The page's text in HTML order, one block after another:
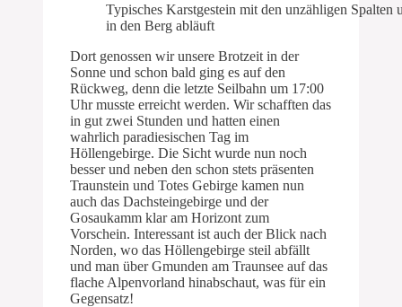
Typisches Karstgestein mit den unzähligen Spalten
in den Berg abläuft
Dort genossen wir unsere Brotzeit in der
Sonne und schon bald ging es auf den
Rückweg, denn die letzte Seilbahn um 17:00
Uhr musste erreicht werden. Wir schafften das
in gut zwei Stunden und hatten einen
wahrlich paradiesischen Tag im
Höllengebirge. Die Sicht wurde nun noch
besser und neben den schon stets präsenten
Traunstein und Totes Gebirge kamen nun
auch das Dachsteingebirge und der
Gosaukamm klar am Horizont zum
Vorschein. Interessant ist auch der Blick nach
Norden, wo das Höllengebirge steil abfällt
und man über Gmunden am Traunsee auf das
flache Alpenvorland hinabschaut, was für ein
Gegensatz!